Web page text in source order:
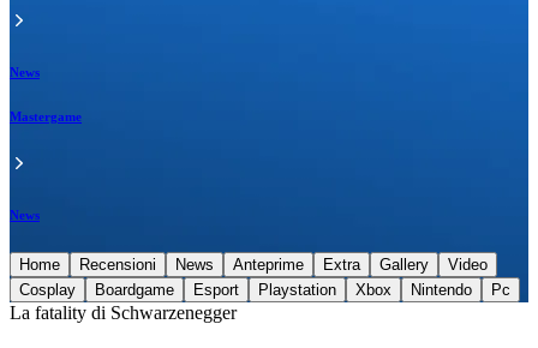
News
Mastergame
News
Home Recensioni News Anteprime Extra Gallery
Video
Cosplay
Boardgame Esport Playstation Xbox Nintendo Pc
La fatality di Schwarzenegger